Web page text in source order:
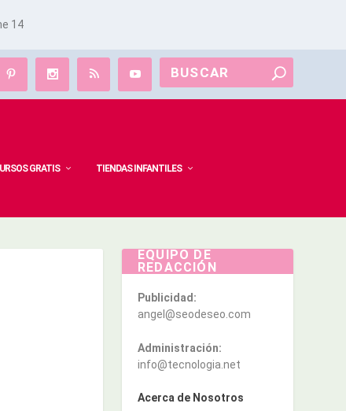
14
GRATIS TIENDAS INFANTILES
EQUIPO DE
REDACCIÓN
Publicidad:
angel@seodeseo.com
Administración:
info@tecnologia.net
Acerca de Nosotros